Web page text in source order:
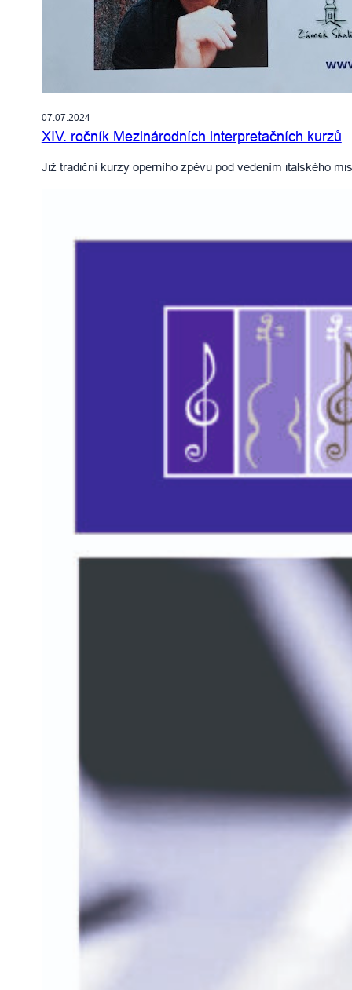
07.07.2024
XIV. ročník Mezinárodních interpretačních kurzů
Již tradiční kurzy operního zpěvu pod vedením italského